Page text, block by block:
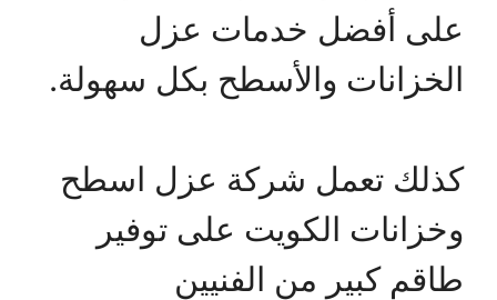
على أفضل خدمات عزل
الخزانات والأسطح بكل سهولة.
كذلك تعمل شركة عزل اسطح
وخزانات الكويت على توفير
طاقم كبير من الفنيين